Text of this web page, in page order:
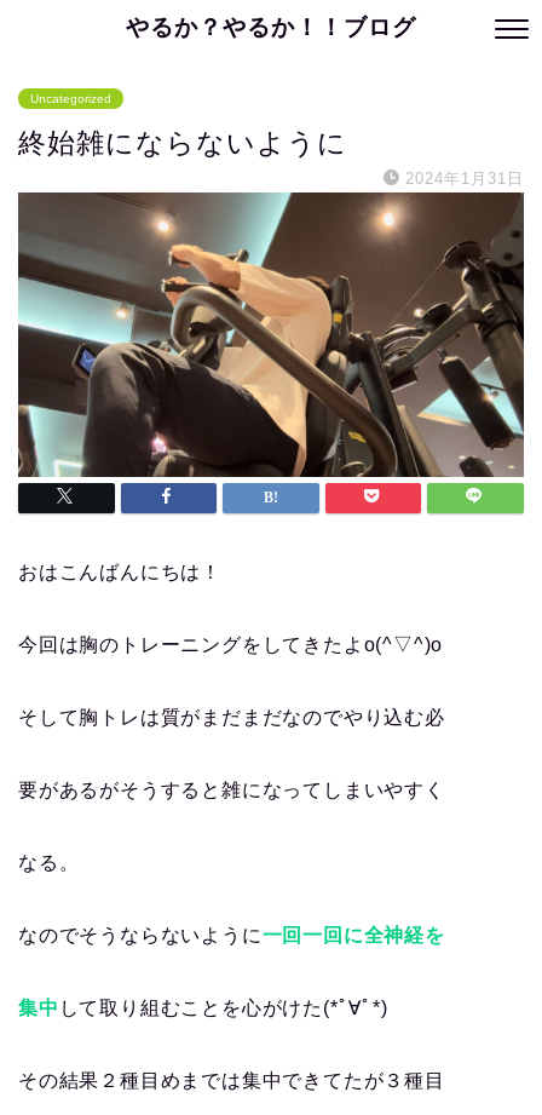
やるか？やるか！！ブログ
Uncategorized
終始雑にならないように
2024年1月31日
おはこんばんにちは！
今回は胸のトレーニングをしてきたよo(^▽^)o
そして胸トレは質がまだまだなのでやり込む必
要があるがそうすると雑になってしまいやすく
なる。
なのでそうならないように一回一回に全神経を
集中 して取り組むことを心がけた(*ﾟ∀ﾟ*)
その結果２種目めまでは集中できてたが３種目